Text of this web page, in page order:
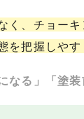
く、チョー
を把握しやす
なる」「塗